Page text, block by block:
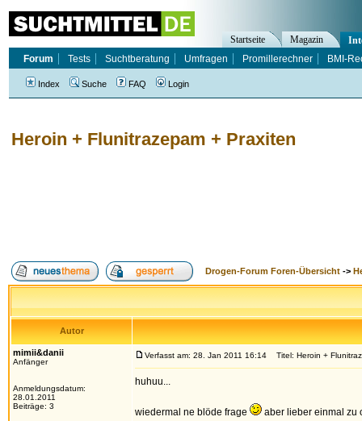
Heroin + Flunitrazepam + Praxiten
Drogen-Forum Foren-Übersicht ->
Autor
mimii&danii
Anfänger
Anmeldungsdatum:
28.01.2011
Beiträge: 3
Verfasst am: 28. Jan 2011 16:14 Titel: Heroin +
huhuu...
wiedermal ne blöde frage aber lieber einmal zu
Startseite Magazin
Forum
Tests Suchtberatung Umfragen Promillerechner BMI-
Index Suche FAQ Login